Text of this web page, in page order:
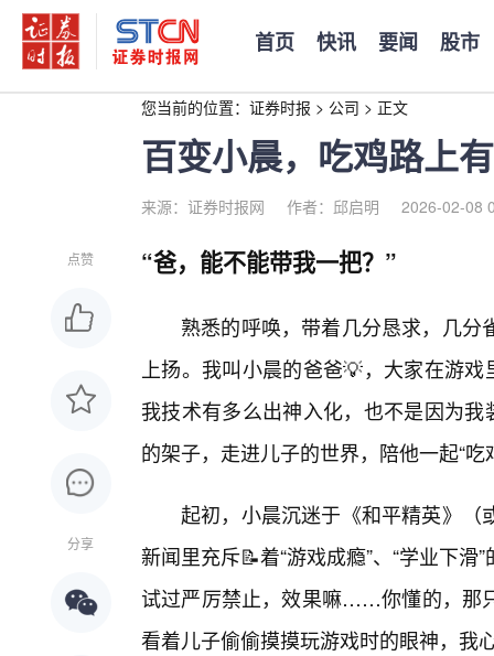
首页 快讯 要闻 股市
您当前的位置： 证券时报 > 公司 > 正文
百变小晨，吃鸡路上
来源：证券时报网 作者：邱启明 2026-02-08
点赞
分享
“爸，能不能带我一把？”
熟悉的呼唤，带着几分恳求，几
上扬。我叫小晨的爸爸💡，大家在游
我技术有多么出神入化，也不是因为
的架子，走进儿子的世界，陪他一起“吃
起初，小晨沉迷于《和平精英》（
新闻里充斥📝着“游戏成瘾”、“学业下
试过严厉禁止，效果嘛……你懂的，那
看着儿子偷偷摸摸玩游戏时的眼神，我